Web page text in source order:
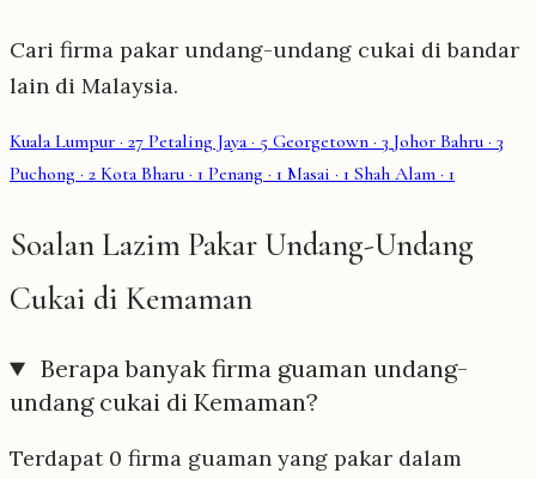
Cari firma pakar undang-undang cukai di bandar
lain di Malaysia.
Kuala Lumpur · 27 Petaling Jaya· 5 Georgetown · 3 Johor Bahru · 3
Puchong · 2 Kota Bharu · 1 Penang · 1 Masai · 1 Shah Alam · 1
Soalan Lazim Pakar Undang-Undang
Cukai di Kemaman
Berapa banyak firma guaman undang-
undang cukai di Kemaman?
Terdapat 0 firma guaman yang pakar dalam